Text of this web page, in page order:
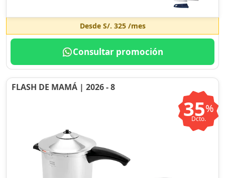
Desde S/. 325/mes
Consultar promoción
FLASH DE MAMÁ | 2026 - 8
35%
Dcto.